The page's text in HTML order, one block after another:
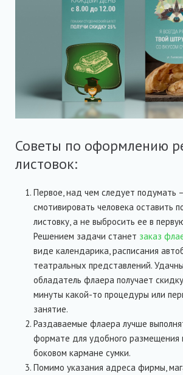
Советы по оформлению
листовок:
Первое, над чем следует подумать
смотивировать человека оставить
листовку, а не выбросить ее в
Решением задачи станет заказ
виде календарика, расписания
театральных представлений.
обладатель флаера получает
минуты какой-то процедуры или
занятие.
Раздаваемые флаера лучше
формате для удобного размещения
боковом кармане сумки.
Помимо указания адреса фирмы,